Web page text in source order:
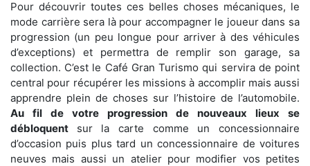
Pour découvrir toutes ces belles choses mécaniques, le
mode carrière sera là pour accompagner le joueur dans sa
progression (un peu longue pour arriver à des véhicules
d’exceptions) et permettra de remplir son garage, sa
collection. C’est le Café Gran Turismo qui servira de point
central pour récupérer les missions à accomplir mais aussi
apprendre plein de choses sur l’histoire de l’automobile.
Au fil de votre progression de nouveaux lieux se
débloquent sur la carte comme un concessionnaire
d’occasion puis plus tard un concessionnaire de voitures
neuves mais aussi un atelier pour modifier vos petites